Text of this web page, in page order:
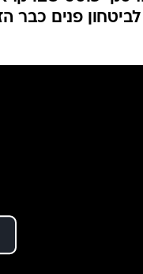
פנים כבר